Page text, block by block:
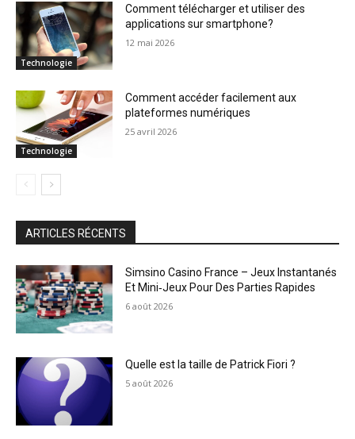
Technologie
Comment télécharger et utiliser des
applications sur smartphone?
12 mai 2026
Technologie
Comment accéder facilement aux
plateformes numériques
25 avril 2026
ARTICLES RÉCENTS
Simsino Casino France – Jeux Instantanés
Et Mini‑Jeux Pour Des Parties Rapides
6 août 2026
Quelle est la taille de Patrick Fiori ?
5 août 2026